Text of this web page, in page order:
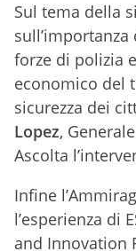
Sul tema della
forze di polizia
economico del
sicurezza dei
Lopez,
Ascolta
Infine
l’esperienza di
and Innovation